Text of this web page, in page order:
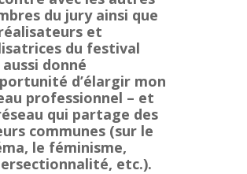
du jury ainsi que
et
du festival
aussi donné
d’élargir mon
professionnel – et
qui partage des
communes (sur le
le féminisme,
etc.).